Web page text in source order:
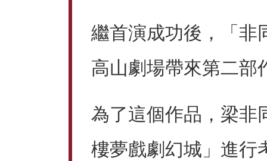
繼首演成功後，「非
高山劇場帶來第二部
為了這個作品，梁非
樓夢戲劇幻城」進行